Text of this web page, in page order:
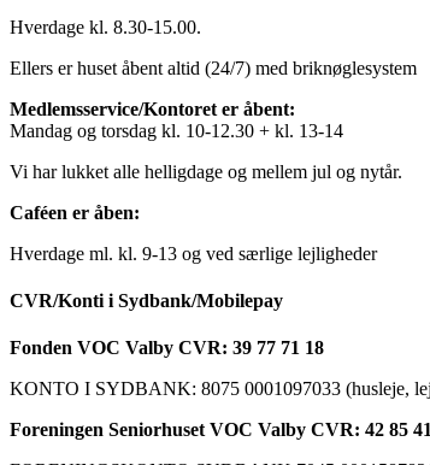
Hverdage kl. 8.30-15.00.
Ellers er huset åbent altid (24/7) med briknøglesystem
Medlemsservice/Kontoret er åbent:
Mandag og torsdag kl. 10-12.30 + kl. 13-14
Vi har lukket alle helligdage og mellem jul og nytår.
Caféen er åben:
Hverdage ml. kl. 9-13 og ved særlige lejligheder
CVR/Konti i Sydbank/Mobilepay
Fonden VOC Valby CVR: 39 77 71 18
KONTO I SYDBANK: 8075 0001097033 (husleje,
Foreningen Seniorhuset VOC Valby CVR: 42 85